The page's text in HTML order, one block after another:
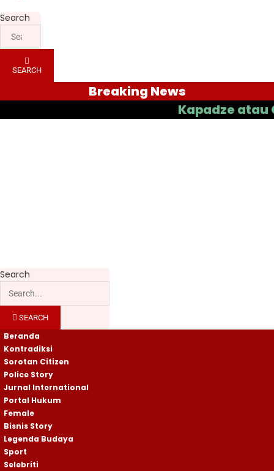
Search
SEARCH
Breaking News
Kapadze atau
Search
SEARCH
Beranda
Kontradiksi
Sorotan Citizen
Police Story
Jurnal International
Portal Hukum
Female
Bisnis Story
Legenda Budaya
Sport
Selebriti